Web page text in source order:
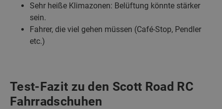
Sehr heiße Klimazonen: Belüftung könnte stärker
sein.
Fahrer, die viel gehen müssen (Café‑Stop, Pendler
etc.)
Test-Fazit zu den Scott Road RC
Fahrradschuhen